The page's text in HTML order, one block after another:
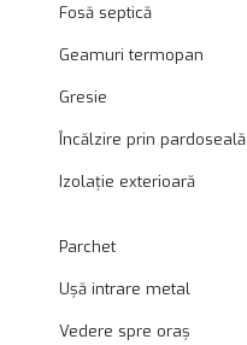
Fosă septică
Geamuri termopan
Gresie
Încălzire prin pardoseală
Izolație exterioară
Parchet
Ușă intrare metal
Vedere spre oraș